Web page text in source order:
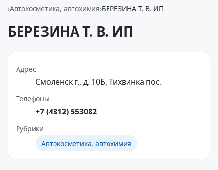
Автокосметика, автохимия БЕРЕЗИНА Т. В. ИП
БЕРЕЗИНА Т. В. ИП
Адрес
Смоленск г., д. 10Б, Тихвинка пос.
Телефоны
+7 (4812) 553082
Рубрики
Автокосметика, автохимия